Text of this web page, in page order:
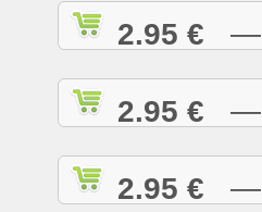
2.95 € —
2.95 € —
2.95 € —